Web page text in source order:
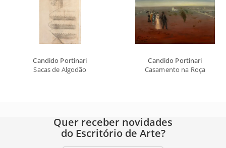
Candido Portinari
Sacas de Algodão
Candido Portinari
Casamento na Roça
Quer receber novidades
do Escritório de Arte?